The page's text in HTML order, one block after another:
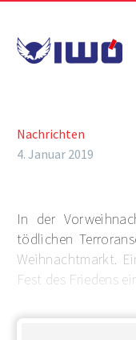
Nachrichten
4. Januar 2019
In der
tödlichen
Weihnachtmarkt.
Fest des Friedens